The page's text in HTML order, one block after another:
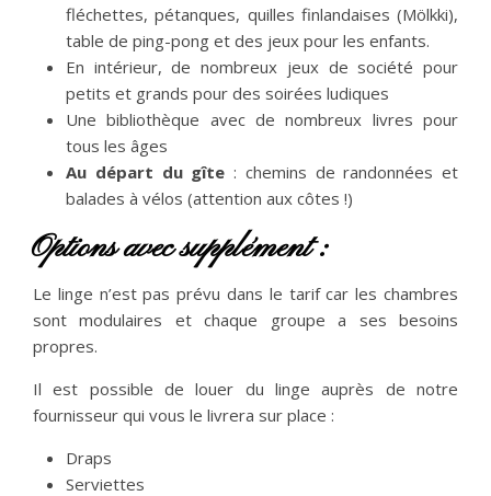
fléchettes, pétanques, quilles finlandaises (Mölkki),
table de ping-pong et des jeux pour les enfants.
En intérieur, de nombreux jeux de société pour
petits et grands pour des soirées ludiques
Une bibliothèque avec de nombreux livres pour
tous les âges
Au départ du gîte : chemins de randonnées et
balades à vélos (attention aux côtes !)
Options avec supplément :
Le linge n’est pas prévu dans le tarif car les chambres
sont modulaires et chaque groupe a ses besoins
propres.
Il est possible de louer du linge auprès de notre
fournisseur qui vous le livrera sur place :
Draps
Serviettes